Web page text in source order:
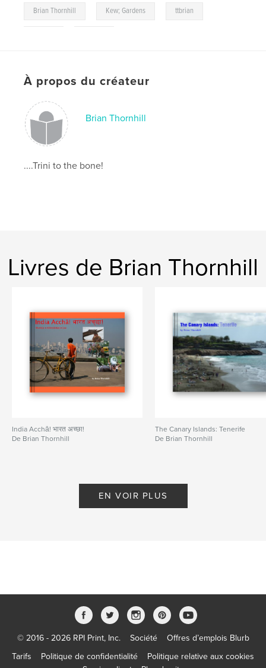
Brian Thornhill Kew; Gardens ttbrian
À propos du créateur
Brian Thornhill
....Trini to the bone!
Livres de Brian Thornhill
India Acchā! भारत अच्छा!
De Brian Thornhill
The Canary Islands: Tenerife
De Brian Thornhill
EN VOIR PLUS
© 2016 - 2026 RPI Print, Inc. Société
Offres d’emplois Blurb
Tarifs
Politique de confidentialité
Politique relative aux cookies